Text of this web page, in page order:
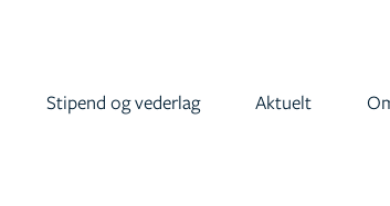
Stipend og vederlag Aktuelt